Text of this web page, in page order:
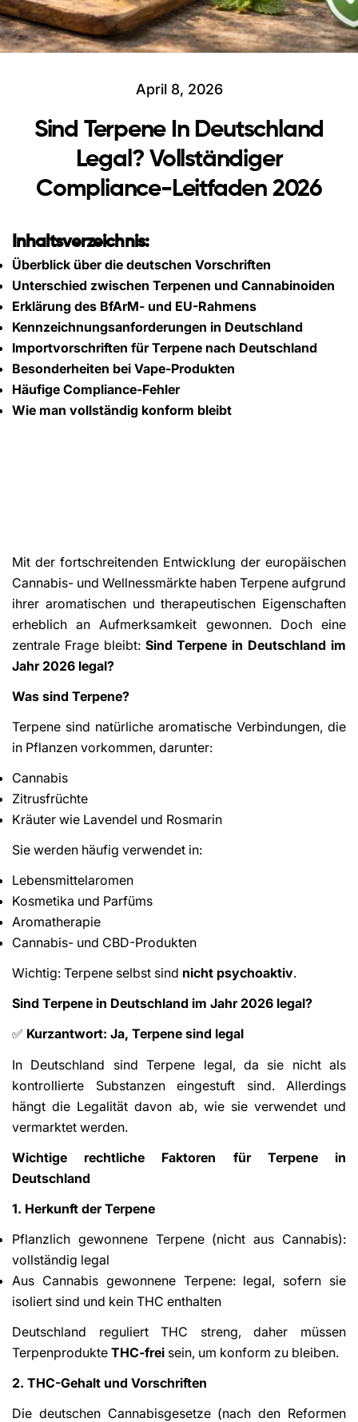
April 8, 2026
Sind Terpene In Deutschland
Legal? Vollständiger
Compliance-Leitfaden 2026
Inhaltsverzeichnis:
Überblick über die deutschen Vorschriften
Unterschied zwischen Terpenen und Cannabinoiden
Erklärung des BfArM- und EU-Rahmens
Kennzeichnungsanforderungen in Deutschland
Importvorschriften für Terpene nach Deutschland
Besonderheiten bei Vape-Produkten
Häufige Compliance-Fehler
Wie man vollständig konform bleibt
Mit der fortschreitenden Entwicklung der europäischen
Cannabis- und Wellnessmärkte haben Terpene aufgrund
ihrer aromatischen und therapeutischen Eigenschaften
erheblich an Aufmerksamkeit gewonnen. Doch eine
zentrale Frage bleibt: Sind Terpene in Deutschland im
Jahr 2026 legal?
Was sind Terpene?
Terpene sind natürliche aromatische Verbindungen, die
in Pflanzen vorkommen, darunter:
Cannabis
Zitrusfrüchte
Kräuter wie Lavendel und Rosmarin
Sie werden häufig verwendet in:
Lebensmittelaromen
Kosmetika und Parfüms
Aromatherapie
Cannabis- und CBD-Produkten
Wichtig: Terpene selbst sind nicht psychoaktiv.
Sind Terpene in Deutschland im Jahr 2026 legal?
✅ Kurzantwort: Ja, Terpene sind legal
In Deutschland sind Terpene legal, da sie nicht als
kontrollierte Substanzen eingestuft sind. Allerdings
hängt die Legalität davon ab, wie sie verwendet und
vermarktet werden.
Wichtige rechtliche Faktoren für Terpene in
Deutschland
1. Herkunft der Terpene
Pflanzlich gewonnene Terpene (nicht aus Cannabis):
vollständig legal
Aus Cannabis gewonnene Terpene: legal, sofern sie
isoliert sind und kein THC enthalten
Deutschland reguliert THC streng, daher müssen
Terpenprodukte THC-frei sein, um konform zu bleiben.
2. THC-Gehalt und Vorschriften
Die deutschen Cannabisgesetze (nach den Reformen